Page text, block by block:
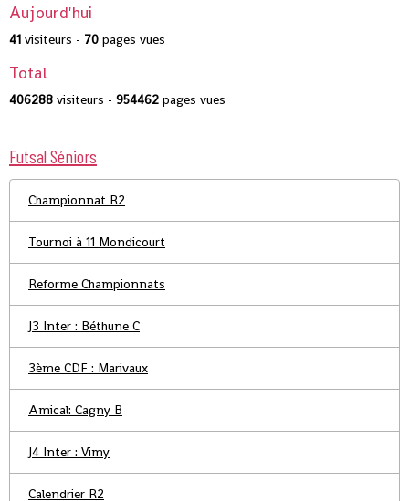
Aujourd'hui
41 visiteurs - 70 pages vues
Total
406288 visiteurs - 954462 pages vues
Futsal Séniors
Championnat R2
Tournoi à 11 Mondicourt
Reforme Championnats
J3 Inter : Béthune C
3ème CDF : Marivaux
Amical: Cagny B
J4 Inter : Vimy
Calendrier R2